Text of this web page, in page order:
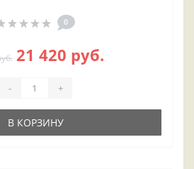
0
21 420 руб.
- +
В КОРЗИНУ